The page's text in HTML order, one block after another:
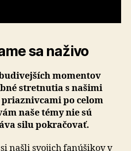
sa naživo
momentov
stretnutia s našimi
po celom
naše témy nie sú
silu pokračovať.
našli svojich fanúšikov v